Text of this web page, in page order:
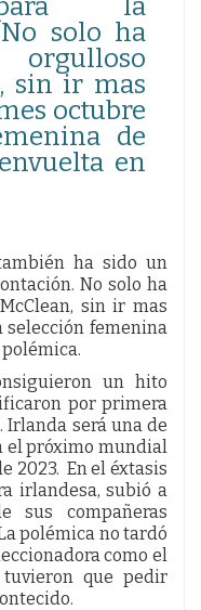
la
solo ha
sin ir mas
octubre
de
en
ha sido un
No solo ha
sin ir mas
selección femenina
un hito
por primera
Irlanda será una de
el próximo mundial
2023. En el éxtasis
irlandesa, subió a
sus compañeras
polémica no tardó
como el
que pedir